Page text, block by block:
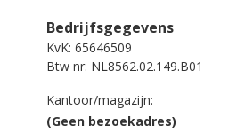
Bedrijfsgegevens
KvK: 65646509
Btw nr: NL8562.02.149.B01
Kantoor/magazijn:
(Geen bezoekadres)